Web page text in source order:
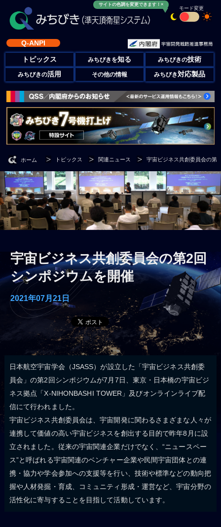
サイトの色調を変更できます！×
モード変更
Q-ANPI
トピックス みちびきを知る みちびきの技術
みちびきの活用 その他の情報 みちびき対応製品
ホーム トピックス 関連ニュース 宇宙ビジネス共創委員会の第
宇宙ビジネス共創委員会の第2回
シンポジウムを開催
2021年07月21日
日本航空宇宙学会（JSASS）が設立した「宇宙ビジネス共創委
員会」の第2回シンポジウムが7月7日、東京・日本橋の宇宙ビジ
ネス拠点「X-NIHONBASHI TOWER」及びオンラインライブ配
信にて行われました。
宇宙ビジネス共創委員会は、宇宙開発に関わるさまざまな人々が
連携して価値の高い宇宙ビジネスを創出する目的で昨年8月に設
立されました。従来の宇宙関連企業だけでなく、“ニュースペー
ス”と呼ばれる宇宙関連のベンチャー企業や民間宇宙団体との連
携・協力や学会参加への支援等を行い、技術や標準などの動向把
握や人材発掘・育成、コミュニティ形成・運営など、宇宙分野の
活性化に寄与することを目指して活動しています。